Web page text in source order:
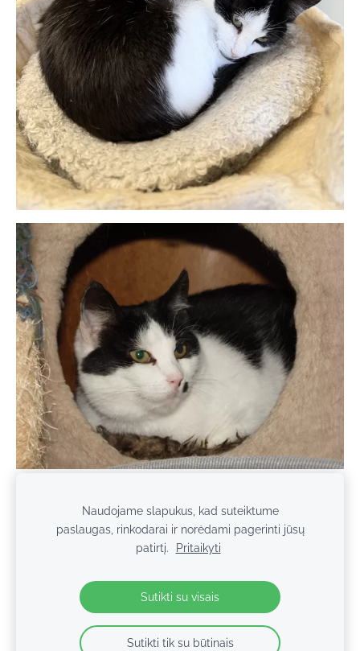
Slapukai
© 2026 Keturkojo Viltis. Studentų g. 13, Alytus, Lietuva.
Naudojame slapukus, kad suteiktume
paslaugas, rinkodarai ir norėdami pagerinti jūsų
patirtį.
Pritaikyti
Sutikti su visais
Sutikti tik su būtinais